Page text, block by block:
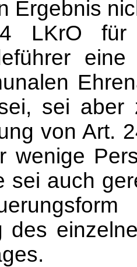
Ergebnis
LKrO für
sei aber
von Art.
wenige
sei auch
des